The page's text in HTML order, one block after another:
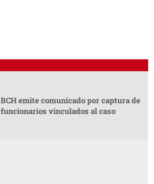
BCH emite comunicado por captura de
funcionarios vinculados al caso